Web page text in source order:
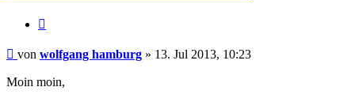
Beitrag
von wolfgang hamburg » 13. Jul 2013, 10:23
Moin moin,